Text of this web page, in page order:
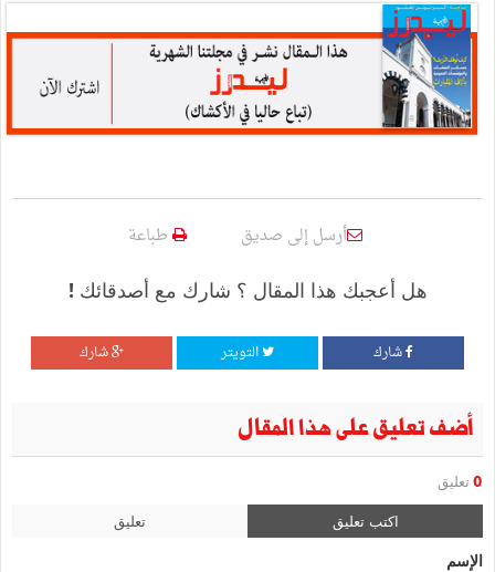
أرسل إلى صديق طباعة
هل أعجبك هذا المقال ؟ شارك مع أصدقائك !
شارك التويتر شارك
أضف تعليق على هذا المقال
0 تعليق
اكتب تعليق تعليق
الإسم